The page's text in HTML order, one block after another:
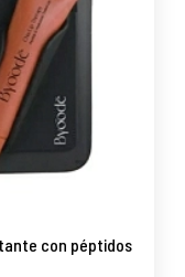
con péptidos